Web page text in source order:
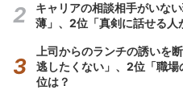
キャリアの相談相手がいな
薄」、2位「真剣に話せる人
上司からのランチの誘い
逃したくない」、2位「職
位は？